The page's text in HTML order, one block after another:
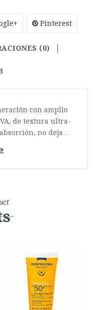
Pinterest
(0)
con amplio
de textura ultra-
no deja
protegen de los
luz azul, la luz